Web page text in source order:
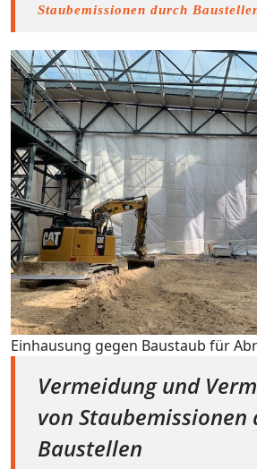
Staubemissionen durch
Einhausung gegen Baustaub für
Vermeidung und
von Staubemissionen
Baustellen